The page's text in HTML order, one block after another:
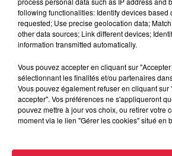
A lire aussi
Les sentiers
de Villé
following functionalities: Identify devices based
requested; Use precise geolocation data;
other data sources; Link different devices;
information transmitted automatically.
Vous pouvez accepter en cliquant sur
sélectionnant les finalités et/ou partenaires
Vous pouvez également refuser en cliquant sur
accepter". Vos préférences ne s'appliqueront
pouvez mettre à jour vos choix, ou retirer votre
moment via le lien "Gérer les cookies" situé en